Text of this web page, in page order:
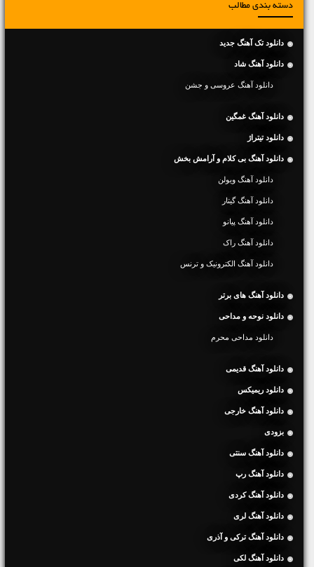
دسته بندی مطالب
دانلود تک آهنگ جدید
دانلود آهنگ شاد
دانلود آهنگ عروسی و جشن
دانلود آهنگ غمگین
دانلود تیتراژ
دانلود آهنگ بی کلام و آرامش بخش
دانلود آهنگ ویولن
دانلود آهنگ گیتار
دانلود آهنگ پیانو
دانلود آهنگ راک
دانلود آهنگ الکترونیک و ترنس
دانلود آهنگ های برتر
دانلود نوحه و مداحی
دانلود مداحی محرم
دانلود آهنگ قدیمی
دانلود ریمیکس
دانلود آهنگ خارجی
بزودی
دانلود آهنگ سنتی
دانلود آهنگ رپ
دانلود آهنگ کردی
دانلود آهنگ لری
دانلود آهنگ ترکی و آذری
دانلود آهنگ لکی